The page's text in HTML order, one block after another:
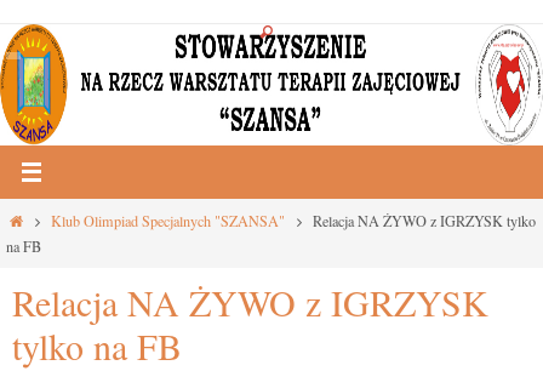
Przejdź
do
treści
Strona
główna
Klub Olimpiad Specjalnych "SZANSA"
Relacja NA ŻYWO z IGRZYSK tylko
na FB
Relacja NA ŻYWO z IGRZYSK
tylko na FB